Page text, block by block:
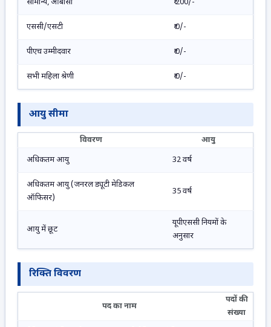
सामान्य, ओबीसी
₹ 200/-
एससी/एसटी ₹ 0/-
पीएच उम्मीदवार ₹ 0/-
सभी महिला श्रेणी ₹ 0/-
आयु सीमा
विवरण
आयु
अधिकतम आयु
32 वर्ष
अधिकतम आयु (जनरल ड्यूटी मेडिकल
ऑफिसर)
35 वर्ष
आयु में छूट
यूपीएससी नियमों के
अनुसार
रिक्ति विवरण
पद का नाम
पदों की
संख्या